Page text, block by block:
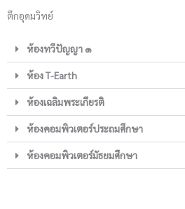
ตึกอุดมวิทย์
ห้องทวีปัญญา ๑
ห้อง T-Earth
ห้องเฉลิมพระเกียรติ
ห้องคอมพิวเตอร์ประถมศึกษา
ห้องคอมพิวเตอร์มัธยมศึกษา